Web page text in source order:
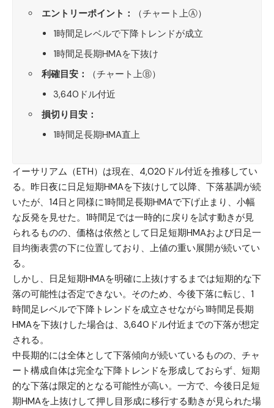
エントリーポイント：
（チャート上Ⓐ）
1時間足レベルで下降トレンドが成立
1時間足長期HMAを下抜け
利確目安：
（チャート上Ⓑ）
3,640ドル付近
損切り目安：
1時間足長期HMA直上
イーサリアム（ETH） は現在、4,020ドル付近を推移してい
る。昨日夜に日足短期HMAを下抜けして以降、下落基調が続
いたが、14日と同様に1時間足長期HMAで下げ止まり、小幅
な反発を見せた。1時間足では一時的に戻りを試す動きが見
られるものの、価格は依然として日足短期HMAおよび日足一
目均衡表雲の下に位置しており、上値の重い展開が続いてい
る。
しかし、日足短期HMAを明確に上抜けするまでは短期的な下
落の可能性は否定できない。そのため、今後下落に転じ、1
時間足レベルで下降トレンドを成立させながら1時間足長期
HMAを下抜けした場合は、3,640ドル付近までの下落が想定
される。
中長期的には全体として下落傾向が続いているものの、チャ
ート構成自体は完全な下降トレンドを形成しておらず、短期
的な下落は限定的となる可能性が高い。一方で、今後日足短
期HMAを上抜けして押し目形成に移行する動きが見られた場